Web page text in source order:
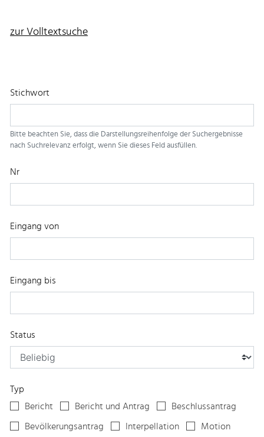
zur Volltextsuche
Stichwort
Bitte beachten Sie, dass die Darstellungsreihenfolge der Suchergebnisse
nach Suchrelevanz erfolgt, wenn Sie dieses Feld ausfüllen.
Nr
Eingang von
Eingang bis
Status
Typ
Bericht
Bericht und Antrag Beschlussantrag
Bevölkerungsantrag Interpellation Motion